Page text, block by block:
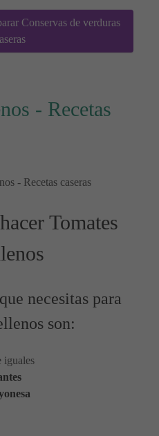
Conservas de verduras
- Recetas
Tomates
necesitas para
son:
iguales